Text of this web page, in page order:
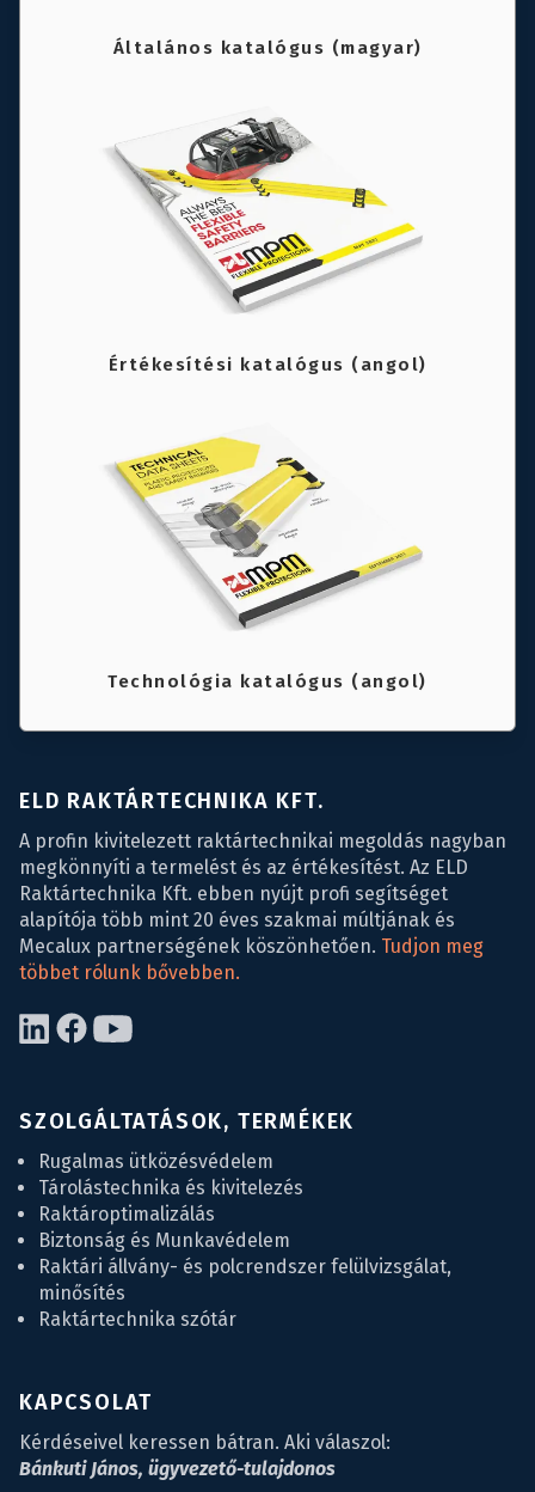
Általános katalógus (magyar)
Értékesítési katalógus (angol)
Technológia katalógus (angol)
ELD RAKTÁRTECHNIKA KFT.
A profin kivitelezett raktártechnikai megoldás nagyban
megkönnyíti a termelést és az értékesítést. Az ELD
Raktártechnika Kft. ebben nyújt profi segítséget
alapítója több mint 20 éves szakmai múltjának és
Mecalux partnerségének köszönhetően. Tudjon meg
többet rólunk bővebben.
SZOLGÁLTATÁSOK, TERMÉKEK
Rugalmas ütközésvédelem
Tárolástechnika és kivitelezés
Raktároptimalizálás
Biztonság és Munkavédelem
Raktári állvány- és polcrendszer felülvizsgálat,
minősítés
Raktártechnika szótár
KAPCSOLAT
Kérdéseivel keressen bátran. Aki válaszol:
Bánkuti János, ügyvezető-tulajdonos